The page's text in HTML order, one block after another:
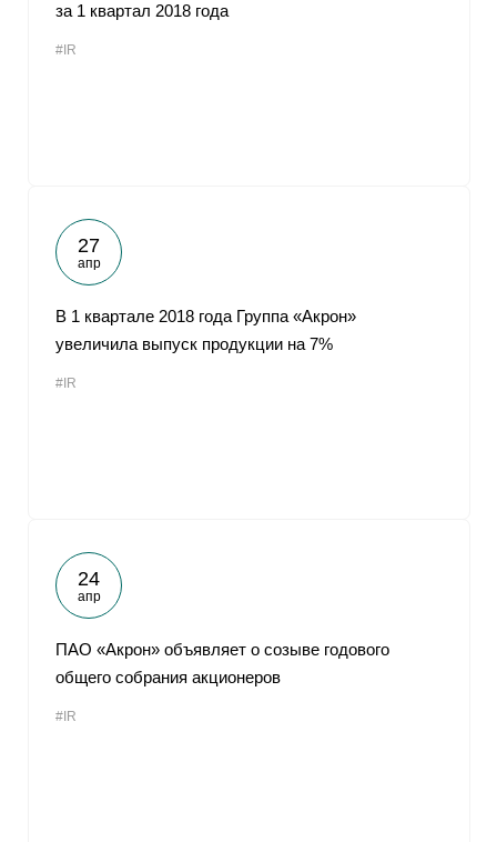
за 1 квартал 2018 года
#IR
27
апр
В 1 квартале 2018 года Группа «Акрон»
увеличила выпуск продукции на 7%
#IR
24
апр
ПАО «Акрон» объявляет о созыве годового
общего собрания акционеров
#IR